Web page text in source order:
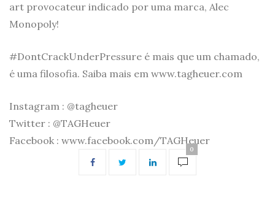
art provocateur indicado por uma marca, Alec
Monopoly!
#DontCrackUnderPressure é mais que um chamado,
é uma filosofia. Saiba mais em www.tagheuer.com
Instagram : @tagheuer
Twitter : @TAGHeuer
Facebook : www.facebook.com/TAGHeuer
0